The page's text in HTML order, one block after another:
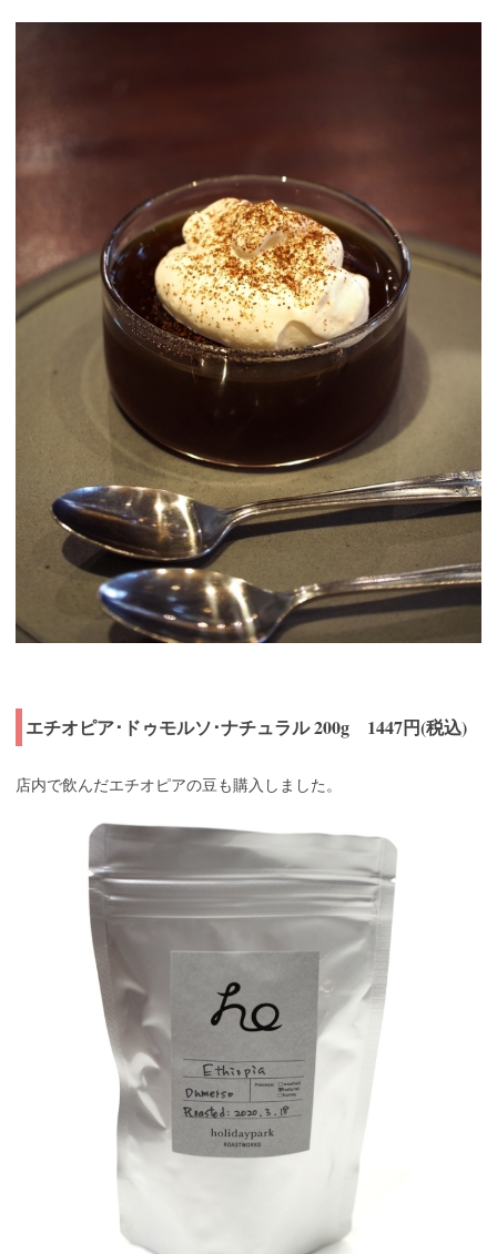
エチオピア･ドゥモルソ･ナチュラル 200g 1447円(税込)
店内で飲んだエチオピアの豆も購入しました。